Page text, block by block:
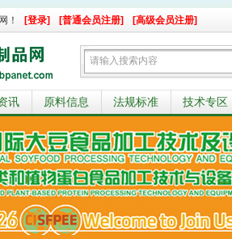
！ [登录] [普通会员注册] [高级会员注册]
讯 原料信息 法规标准 技术专区